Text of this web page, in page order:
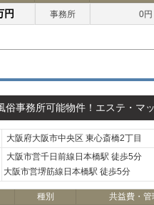
円 事務所 0円
俗事務所可能物件！エステ・マ
大阪府大阪市中央区 東心斎橋2丁目
大阪市営千日前線日本橋駅 徒歩5分
大阪市営堺筋線日本橋駅 徒歩5分
種別 共益費・管